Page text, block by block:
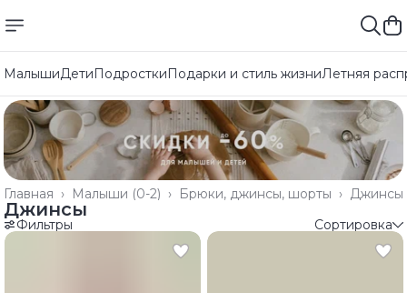
МалышиДетиПодросткиПодарки и стиль жизниЛетняя
Джинсы
Брюки, джинсы, шорты ›
Малыши (0-2) ›
Главная ›
Джинсы
Фильтры Сортировка